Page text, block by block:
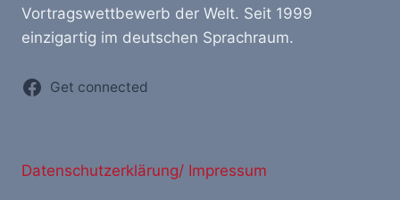
Vortragswettbewerb der Welt. Seit 1999
einzigartig im deutschen Sprachraum.
Get connected
Datenschutzerklärung/ Impressum